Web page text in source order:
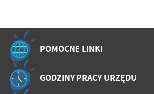
POMOCNE LINKI
GODZINY PRACY URZĘDU